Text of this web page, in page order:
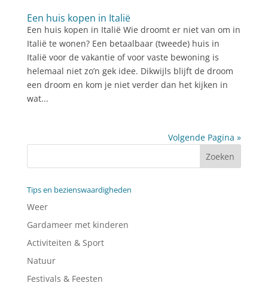
Een huis kopen in Italië
Een huis kopen in Italië Wie droomt er niet van om in
Italië te wonen? Een betaalbaar (tweede) huis in
Italië voor de vakantie of voor vaste bewoning is
helemaal niet zo’n gek idee. Dikwijls blijft de droom
een droom en kom je niet verder dan het kijken in
wat...
Volgende Pagina »
Tips en bezienswaardigheden
Weer
Gardameer met kinderen
Activiteiten & Sport
Natuur
Festivals & Feesten